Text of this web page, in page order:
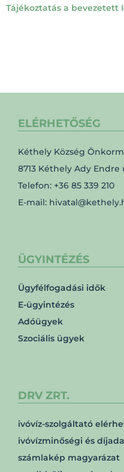
Tájékoztatás a bevezetett
ELÉRHETŐSÉG
Kéthely Község
8713 Kéthely Ady Endre
Telefon: +36 85 339 210
E-mail:
ÜGYINTÉZÉS
Ügyfélfogadási idők
E-ügyintézés
Adóügyek
Szociális ügyek
DRV ZRT.
ivóvíz-szolgáltató
ivóvízminőségi és
számlakép magyarázat